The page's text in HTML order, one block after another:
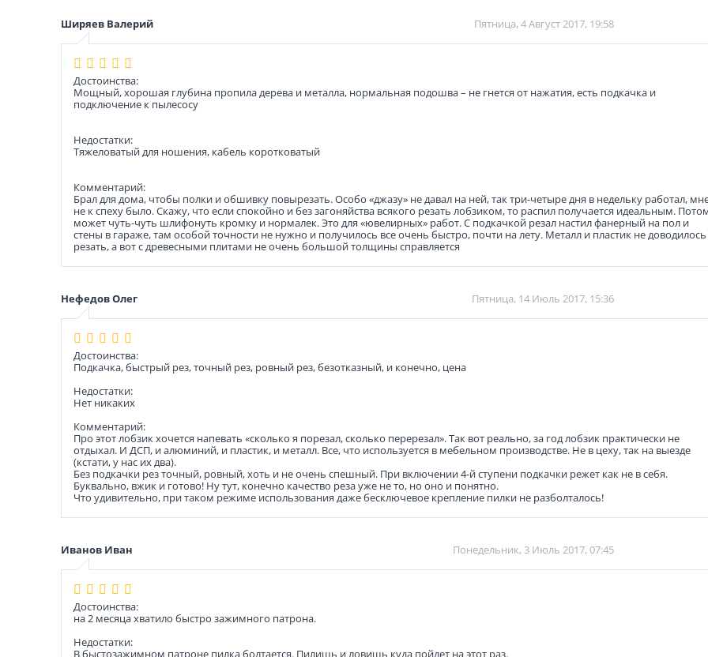
Ширяев Валерий Пятница, 4 Август 2017, 19:58
Достоинства:
Мощный, хорошая глубина пропила дерева и металла, нормальная подошва – не гнется от нажатия, есть подкачка и
подключение к пылесосу
Недостатки:
Тяжеловатый для ношения, кабель коротковатый
Комментарий:
Брал для дома, чтобы полки и обшивку повырезать. Особо «джазу» не давал на ней, так три-четыре дня в недельку работал,
не к спеху было. Скажу, что если спокойно и без загоняйства всякого резать лобзиком, то распил получается идеальным.
может чуть-чуть шлифонуть кромку и нормалек. Это для «ювелирных» работ. С подкачкой резал настил фанерный на пол и
стены в гараже, там особой точности не нужно и получилось все очень быстро, почти на лету. Металл и пластик не доводилось
резать, а вот с древесными плитами не очень большой толщины справляется
Нефедов Олег Пятница, 14 Июль 2017, 15:36
Достоинства:
Подкачка, быстрый рез, точный рез, ровный рез, безотказный, и конечно, цена
Недостатки:
Нет никаких
Комментарий:
Про этот лобзик хочется напевать «сколько я порезал, сколько перерезал». Так вот реально, за год лобзик практически не
отдыхал. И ДСП, и алюминий, и пластик, и металл. Все, что используется в мебельном производстве. Не в цеху, так на выезде
(кстати, у нас их два).
Без подкачки рез точный, ровный, хоть и не очень спешный. При включении 4-й ступени подкачки режет как не в себя.
Буквально, вжик и готово! Ну тут, конечно качество реза уже не то, но оно и понятно.
Что удивительно, при таком режиме использования даже бесключевое крепление пилки не разболталось!
Иванов Иван Понедельник, 3 Июль 2017, 07:45
Достоинства:
на 2 месяца хватило быстро зажимного патрона.
Недостатки:
В быстозажимном патроне пилка болтается. Пилишь и ловишь куда пойдет на этот раз.